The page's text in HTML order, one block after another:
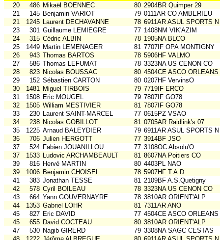
20
486 Mikaël BOENNEC 80 2904BR Quimper 29
21
145 Benjamin VARIOT 79 0111AR CO AMBERIEU
21
1245 Laurent DECHAVANNE 78 6911AR ASUL SPORTS
23
301 Guillaume LEMIEGRE 77 1408NM VIK'AZIM
24
315 Cédric ALBIN 78 1905NA BLCO
25
1449 Martin LEMENAGER 81 7707IF OPA MONTIGNY
26
943 Thomas BARTOS 78 5906HF VALMO
27
586 Thomas LEFUMAT 78 3323NA US CENON CO
28
823 Nicolas BOUSSAC 80 4504CE ASCO ORLEANS
29
152 Sébastien CARTON 80 0207HF VervinsO
30
1481 Miguel TIRBOIS 79 7719IF ERCO
31
1508 Eric MOUGEL 79 7807IF GO78
32
1505 William MESTIVIER 81 7807IF GO78
33
230 Laurent SAINT-MARCEL 77 0615PZ VSAO
34
238 Nicolas GOBILLOT 81 0705AR Raidlink's 07
35
1225 Arnaud BALEYDIER 79 6911AR ASUL SPORTS
36
706 Julien HERGOTT 77 3914BF JSO
37
524 Fabien JOUANILLOU 77 3108OC Absolu'O
37
1533 Ludovic ARCHAMBEAULT 81 8607NA Poitiers CO
39
816 Hervé MARTIN 80 4403PL NAO
39
1006 Benjamin CHOISEL 78 5907HF T.A.D.
41
383 Jonathan TESSE 81 2109BF A.S.Quetigny
42
578 Cyril BOILEAU 78 3323NA US CENON CO
43
664 Yann GOUVERNAYRE 78 3810AR ORIENT'ALP
44
1353 Gabriel LOHR 81 7311AR ANO
45
827 Eric DAVID 77 4504CE ASCO ORLEANS
45
655 David COCTEAU 80 3810AR ORIENT'ALP
47
530 Nagib GIRERD 79 3308NA SAGC CESTAS